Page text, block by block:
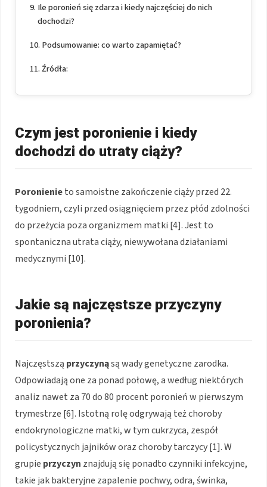
Ile poronień się zdarza i kiedy najczęściej do nich
dochodzi?
Podsumowanie: co warto zapamiętać?
Źródła:
Czym jest poronienie i kiedy
dochodzi do utraty ciąży?
Poronienieto samoistne zakończenie ciąży przed 22.
tygodniem, czyli przed osiągnięciem przez płód zdolności
do przeżycia poza organizmem matki [4]. Jest to
spontaniczna utrata ciąży, niewywołana działaniami
medycznymi [10].
Jakie są najczęstsze przyczyny
poronienia?
Najczęstszą przyczynąsą wady genetyczne zarodka.
Odpowiadają one za ponad połowę, a według niektórych
analiz nawet za 70 do 80 procent poronień w pierwszym
trymestrze [6]. Istotną rolę odgrywają też choroby
endokrynologiczne matki, w tym cukrzyca, zespół
policystycznych jajników oraz choroby tarczycy [1]. W
grupie przyczyn znajdują się ponadto czynniki infekcyjne,
takie jak bakteryjne zapalenie pochwy, odra, świnka,